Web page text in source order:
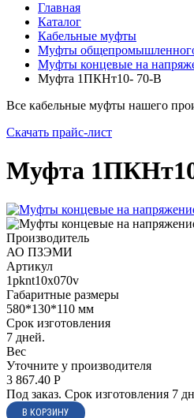
Главная
Каталог
Кабельные муфты
Муфты
Муфты концевые на
Муфта 1ПКНт10- 70-В
Все кабельные муфты нашего
Скачать прайс-лист
Муфта
Производитель
АО ПЗЭМИ
Артикул
1pknt10x070v
Габаритные размеры
580*130*110 мм
Срок изготовления
7 дней.
Вес
Уточните у производителя
3 867.40 Р
Под заказ. Срок изготовления 7